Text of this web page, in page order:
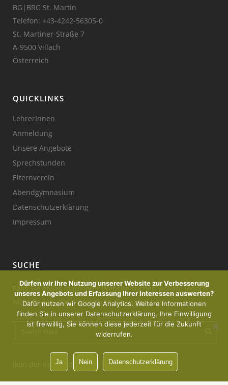
BG|BRG St. Martin
Telefon: +43-4242-56305-0
St. Martiner-Straße 7
A-9500 Villach
Österreich
QUICKLINKS
LehrerInnen
Anmeldung
Unsere Angebote
Sprechstunden
Elternverein
Abendgymnasium
Datenschutzerklärung
Impressum
SUCHE
Falls Sie etwas in unserer Website suchen wollen, jedoch
nicht finden, dann probieren Sie es mal hier:
Ikon der Kerze : designed by Freepik
Dürfen wir Ihre Nutzung unserer Website zur Verbesserung
unseres Angebots und Erfassung Ihrer Interessen auswerten?
Dafür nutzen wir Google Analytics. Weitere Informationen
finden Sie in unserer Datenschutzerklärung. Ihre Einwilligung
ist freiwillig, Sie können diese jederzeit für die Zukunft
widerrufen.
Ja Nein Datenschutzerklärung